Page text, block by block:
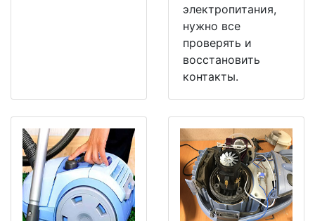
электропитания,
нужно все
проверять и
восстановить
контакты.